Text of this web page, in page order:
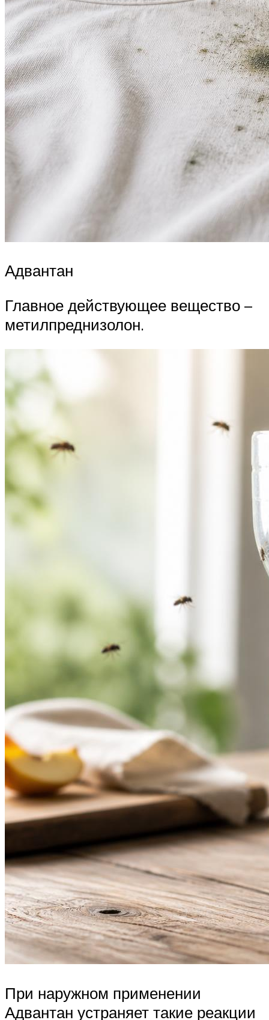
Адвантан
Главное действующее вещество –
метилпреднизолон.
При наружном применении
Адвантан устраняет такие реакции